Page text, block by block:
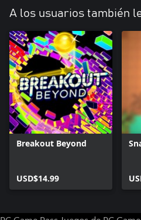
A los usuarios también
Breakout Beyond
USD$14.99